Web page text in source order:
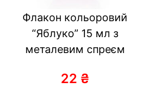
Флакон кольоровий
“Яблуко” 15 мл з
металевим спреєм
22 ₴